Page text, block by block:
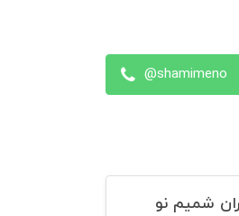
shamimeno@
شمیم نو